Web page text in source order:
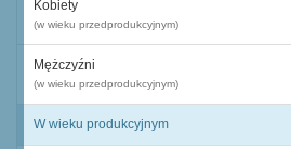
Kobiety
(w wieku przedprodukcyjnym)
Mężczyźni
(w wieku przedprodukcyjnym)
W wieku produkcyjnym